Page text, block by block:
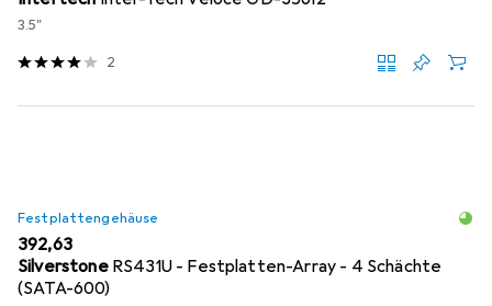
3.5"
2
Festplattengehäuse
EUR
392,63
Silverstone RS431U - Festplatten-Array - 4 Schächte
(SATA-600)